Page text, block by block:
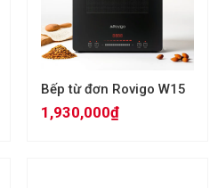
Bếp từ đơn Rovigo W15
1,930,000₫